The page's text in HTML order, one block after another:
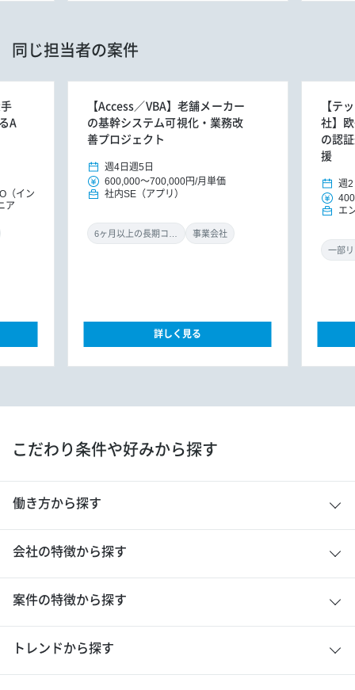
同じ担当者の案件
A
（イン
ア
【Access／VBA】老舗メーカー
の基幹システム可視化・業務改
善プロジェクト
週4日 週5日
600,000～700,000円/月単価
社内SE（アプリ）
事業会社
詳しく見る
【テ
社】
の認
援
週2
エ
一部
こだわり条件や好みから探す
働き方から探す
会社の特徴から探す
案件の特徴から探す
トレンドから探す